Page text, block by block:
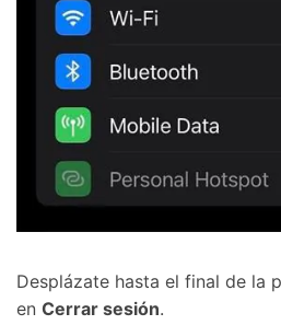
󠀰Desplázate hasta el final de la
en Cerrar sesión.